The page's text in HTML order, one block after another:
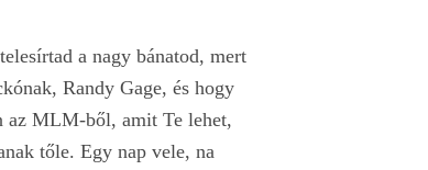
a nagy bánatod, mert
Randy Gage, és hogy
az MLM-ből, amit Te lehet,
tőle. Egy nap vele, na